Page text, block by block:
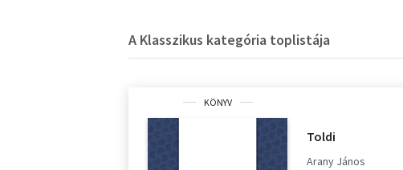
A Klasszikus kategória toplistája
KÖNYV
Toldi
Arany János